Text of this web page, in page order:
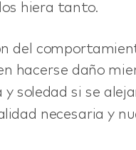
hiera tanto.
del
hacerse daño
soledad si se
necesaria y